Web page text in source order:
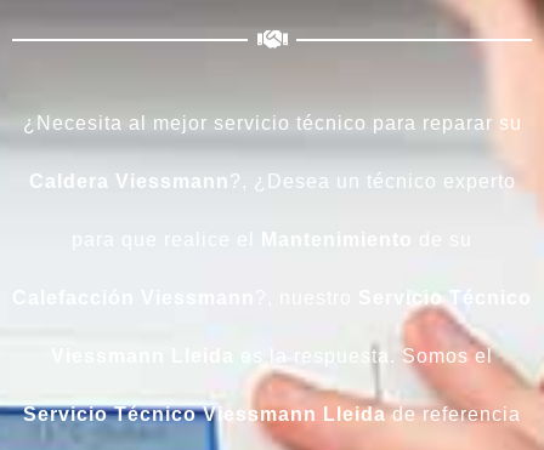
¿Necesita al mejor servicio técnico para reparar su
Caldera Viessmann?, ¿Desea un técnico experto
para que realice el Mantenimiento
Servicio Técnico
es la respuesta. Somos el
Servicio Técnico Viessmann Lleidade referencia